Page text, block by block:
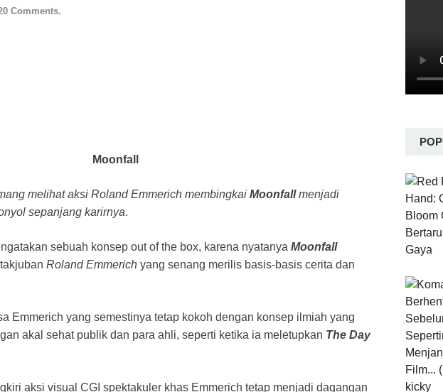
Comments.
Moonfall
melihat aksi Roland Emmerich membingkai Moonfallmenjadi
sepanjang karirnya.
sebuah konsep out of the box, karena nyatanya Moonfall
Roland Emmerich yang senang merilis basis-basis cerita dan
Emmerich yang semestinya tetap kokoh dengan konsep ilmiah yang
akal sehat publik dan para ahli, seperti ketika ia meletupkan The Day
aksi visual CGI spektakuler khas Emmerich tetap menjadi dagangan